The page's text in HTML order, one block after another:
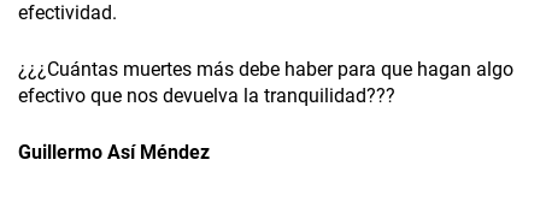
efectividad.
¿¿¿Cuántas muertes más debe haber para que hagan algo
efectivo que nos devuelva la tranquilidad???
Guillermo Así Méndez